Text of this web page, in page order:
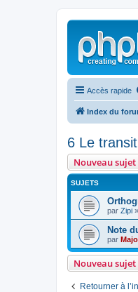
Accès rapide
Index du
6 Le transit
Nouveau sujet
SUJETS
par Zipi
Note
par
Nouveau sujet
Retourner à